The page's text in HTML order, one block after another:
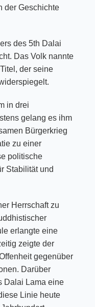
der Geschichte
des 5th Dalai
Das Volk nannte
der seine
in drei
gelang es ihm
Bürgerkrieg
zu einer
politische
Stabilität und
Herrschaft zu
erlangte eine
zeigte der
gegenüber
Darüber
Dalai Lama eine
Linie heute